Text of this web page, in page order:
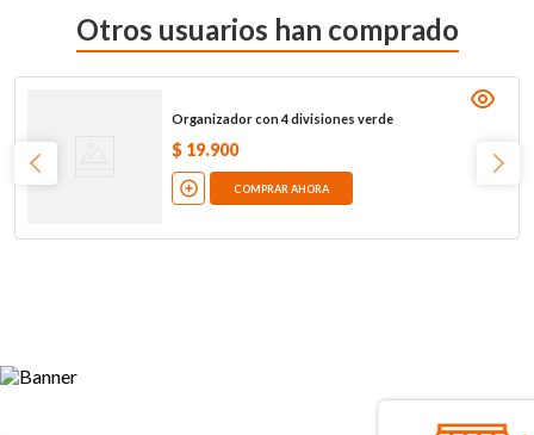
Otros usuarios han comprado
Organizador con 4 divisiones verde
$ 19.900
COMPRAR AHORA